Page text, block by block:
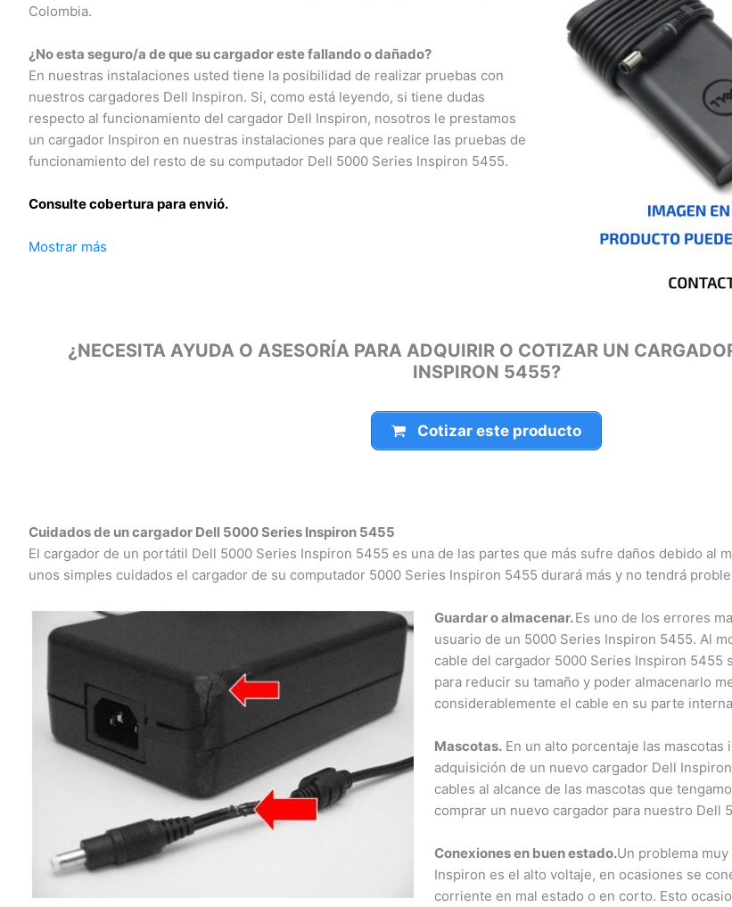
Colombia.
¿No esta seguro/a de que su cargador este fallando o dañado?
En nuestras instalaciones usted tiene la posibilidad de realizar pruebas con
nuestros cargadores Dell Inspiron. Si, como está leyendo, si tiene dudas
respecto al funcionamiento del cargador Dell Inspiron, nosotros le prestamos
un cargador Inspiron en nuestras instalaciones para que realice las pruebas de
funcionamiento del resto de su computador Dell 5000 Series Inspiron 5455.
Consulte cobertura para envió.
Leticia, Medellín, Arauca, Barranquilla, Cartagena, Tunja, Manizales, Florencia,
Mostrar más
¿NECESITA AYUDA O ASESORÍA PARA ADQUIRIR O COTIZAR UN
INSPIRON 5455?
Cotizar este producto
Cuidados de un cargador Dell 5000 Series Inspiron 5455
El cargador de un portátil Dell 5000 Series Inspiron 5455 es una de las partes que más sufre daños debido al
unos simples cuidados el cargador de su computador 5000 Series Inspiron 5455 durará más y no tendrá
Guardar o almacenar.Es uno de los errores
usuario de un 5000 Series Inspiron 5455. Al
cable del cargador 5000 Series Inspiron 5455
para reducir su tamaño y poder almacenarlo
considerablemente el cable en su parte
Mascotas.En un alto porcentaje las mascotas
adquisición de un nuevo cargador Dell
cables al alcance de las mascotas que
comprar un nuevo cargador para nuestro Dell
Conexiones en buen estado.Un problema muy
Inspiron es el alto voltaje, en ocasiones se
corriente en mal estado o en corto. Esto